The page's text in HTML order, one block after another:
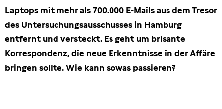
Laptops mit mehr als 700.000 E-Mails aus dem Tresor
des Untersuchungsausschusses in Hamburg
entfernt und versteckt. Es geht um brisante
Korrespondenz, die neue Erkenntnisse in der Affäre
bringen sollte. Wie kann sowas passieren?